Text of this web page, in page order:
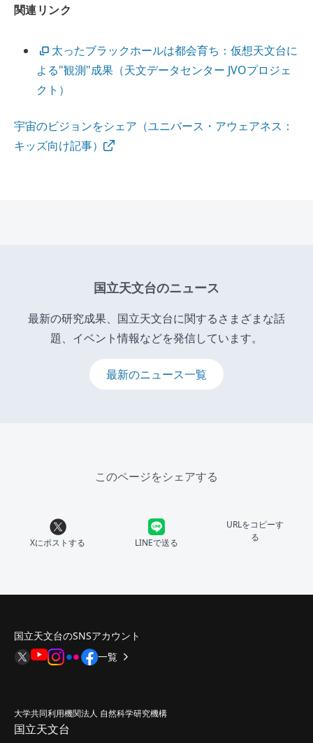
関連リンク
太ったブラックホールは都会育ち：仮想天文台に
よる"観測"成果（天文データセンター JVOプロジェ
クト）
宇宙のビジョンをシェア（ユニバース・アウェアネス：
キッズ向け記事）
国立天文台のニュース
最新の研究成果、国立天文台に関するさまざまな話
題、イベント情報などを発信しています。
最新のニュース一覧
このページをシェアする
Xにポストする LINEで送る
URLをコピーす
る
国立天文台のSNSアカウント
一覧
大学共同利用機関法人 自然科学研究機構
国立天文台